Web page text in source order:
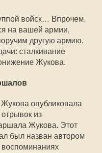
войск… Впрочем,
на вашей армии,
другую армию.
сталкивание
Жукова.
опубликовала
из
Жукова. Этот
был назван автором
воспоминаниях